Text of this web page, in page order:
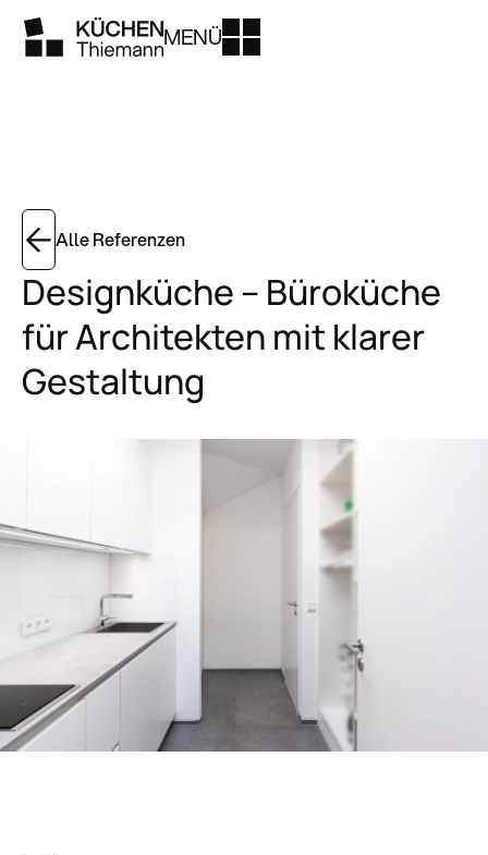
MENÜ
Alle Referenzen
Designküche – Büroküche
für Architekten mit klarer
Gestaltung